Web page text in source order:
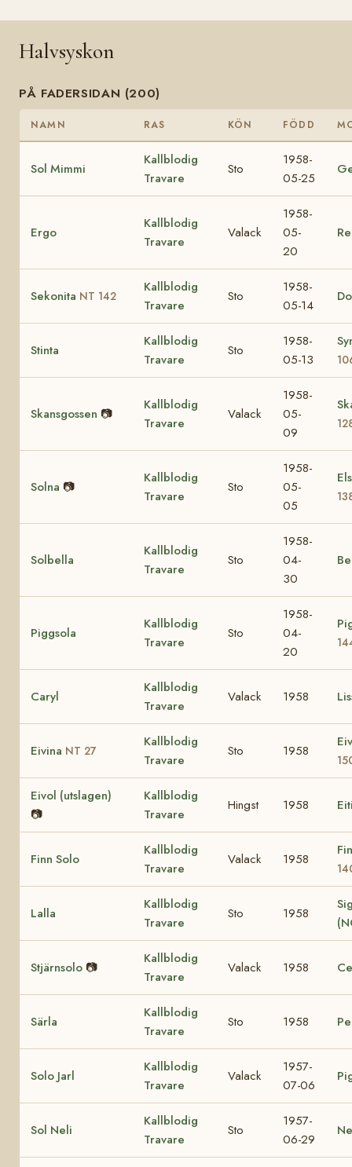
Halvsyskon
PÅ FADERSIDAN (200)
NAMN RAS KÖN FÖDD
Sol Mimmi
Kallblodig
Travare
Sto
1958-
05-25
Ergo
Kallblodig
Travare
Valack
1958-
05-
20
Sekonita NT 142
Kallblodig
Travare
Sto
1958-
05-14
Stinta
Kallblodig
Travare
Sto
1958-
05-13
Skansgossen 📷
Kallblodig
Travare
Valack
1958-
05-
09
Solna 📷
Kallblodig
Travare
Sto
1958-
05-
05
Solbella
Kallblodig
Travare
Sto
1958-
04-
30
Piggsola
Kallblodig
Travare
Sto
1958-
04-
20
Caryl
Kallblodig
Travare
Valack 1958
Eivina NT 27
Kallblodig
Travare
Sto 1958
Eivol (utslagen)
📷
Kallblodig
Travare
Hingst 1958
Finn Solo
Kallblodig
Travare
Valack 1958
Lalla
Kallblodig
Travare
Sto 1958
Stjärnsolo 📷
Kallblodig
Travare
Valack 1958
Särla
Kallblodig
Travare
Sto 1958
Solo Jarl
Kallblodig
Travare
Valack
1957-
07-06
Sol Neli
Kallblodig
Travare
Sto
1957-
06-29